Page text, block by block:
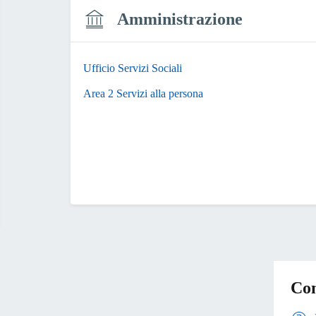
Amministrazione
Ufficio Servizi Sociali
Area 2 Servizi alla persona